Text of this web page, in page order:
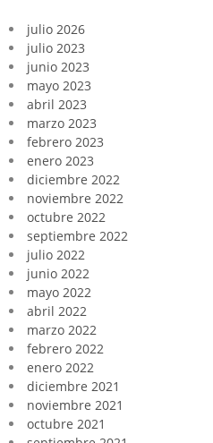
julio 2026
julio 2023
junio 2023
mayo 2023
abril 2023
marzo 2023
febrero 2023
enero 2023
diciembre 2022
noviembre 2022
octubre 2022
septiembre 2022
julio 2022
junio 2022
mayo 2022
abril 2022
marzo 2022
febrero 2022
enero 2022
diciembre 2021
noviembre 2021
octubre 2021